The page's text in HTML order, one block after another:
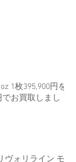
1枚395,900円を4
でお買取しまし
ヴォリライン モ